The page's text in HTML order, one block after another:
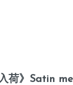
荷》Satin